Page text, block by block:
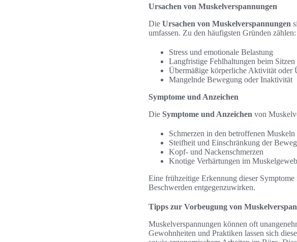
Ursachen von Muskelverspannungen
Die Ursachen von Muskelverspannungen
umfassen. Zu den häufigsten Gründen zählen:
Stress und emotionale Belastung
Langfristige Fehlhaltungen beim Sitzen
Übermäßige körperliche Aktivität oder
Mangelnde Bewegung oder Inaktivität
Symptome und Anzeichen
Die Symptome und Anzeichen von
Schmerzen in den betroffenen Muskeln
Steifheit und Einschränkung der
Kopf- und Nackenschmerzen
Knotige Verhärtungen im
Eine frühzeitige Erkennung dieser
Beschwerden entgegenzuwirken.
Tipps zur Vorbeugung von
Muskelverspannungen können oft
Gewohnheiten und Praktiken lassen sich